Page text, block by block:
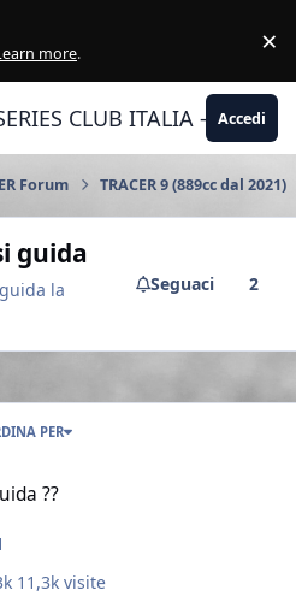
more. ×
CLUB ITALIA -Accedi
Forum TRACER 9 (889cc dal 2021)
guida
la
Seguaci 2
PER
??
11,3k visite